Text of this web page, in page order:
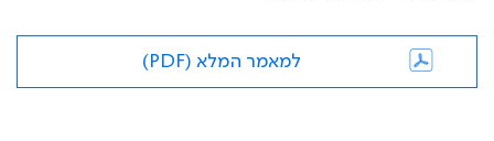
למאמר המלא (PDF)